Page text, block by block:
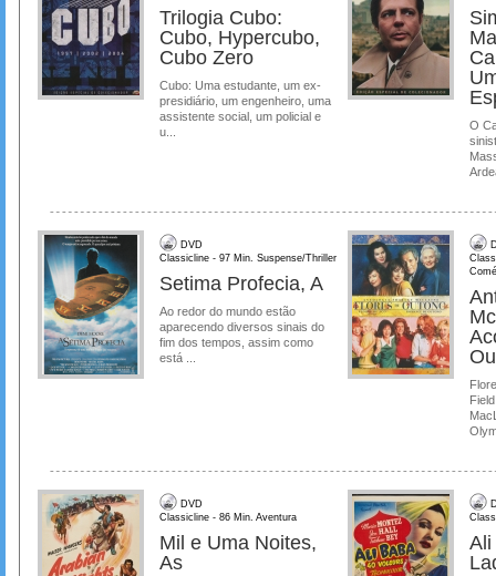
Trilogia Cubo:
Cubo, Hypercubo,
Cubo Zero
Cubo: Uma estudante, um ex-
presidiário, um engenheiro, uma
assistente social, um policial e
u...
O
DVD
Classicline - 97 Min. Suspense/Thriller
Setima Profecia, A
Ao redor do mundo estão
aparecendo diversos sinais do
fim dos tempos, assim como
está ...
DVD
Classicline - 86 Min. Aventura
Mil e Uma Noites,
As
Ali